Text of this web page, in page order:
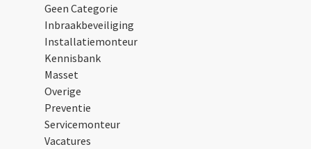
Geen Categorie
Inbraakbeveiliging
Installatiemonteur
Kennisbank
Masset
Overige
Preventie
Servicemonteur
Vacatures